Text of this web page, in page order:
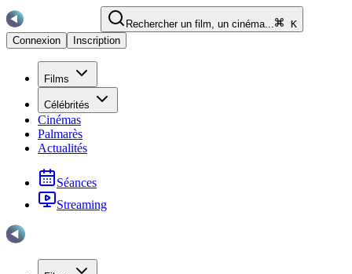
Rechercher un film, un cinéma...
K
Connexion
Inscription
Films
Célébrités
Cinémas
Palmarès
Actualités
Séances
Streaming